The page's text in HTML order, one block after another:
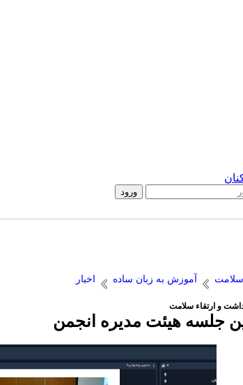
سلامت آموزش به زبان ساده اخبار
جلسه هیئت مدیره انجمن